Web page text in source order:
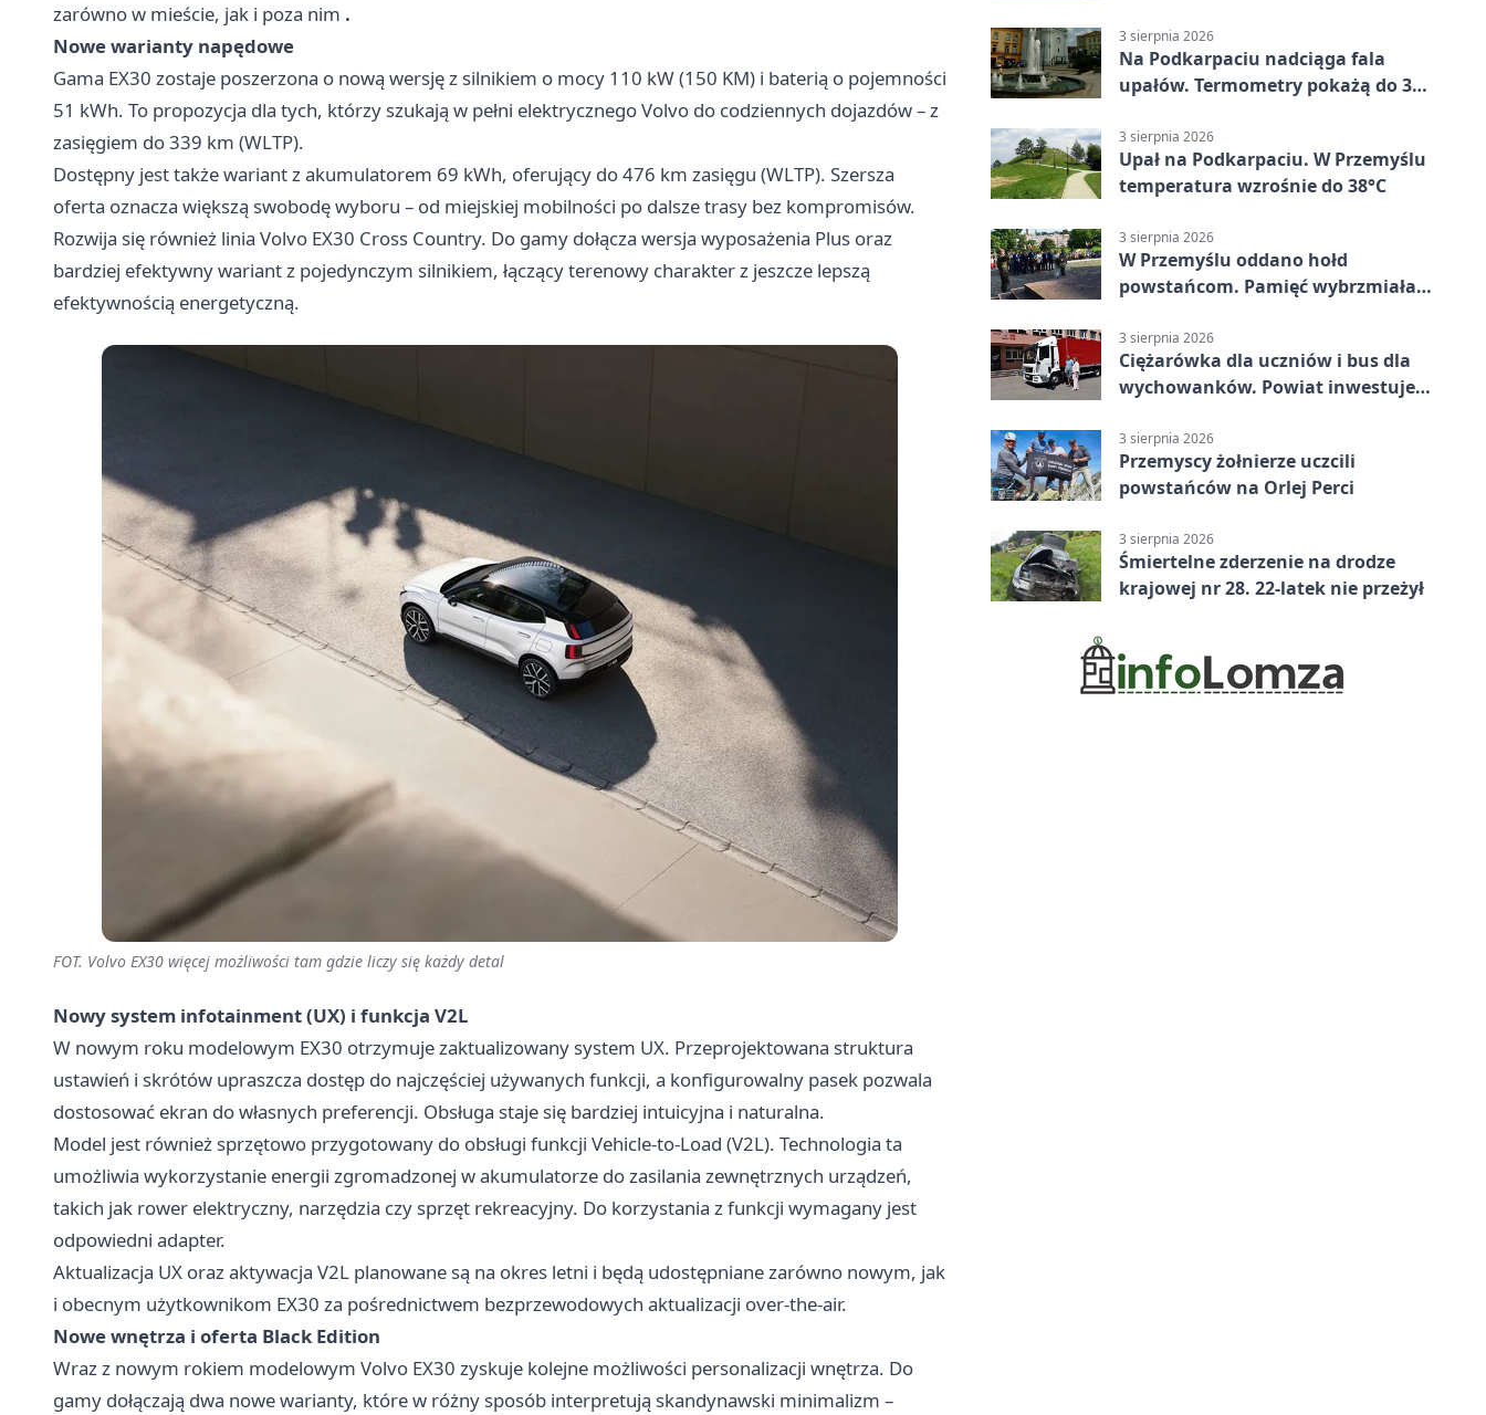
zarówno w mieście, jak i poza nim .
Nowe warianty napędowe
Gama EX30 zostaje poszerzona o nową wersję z silnikiem o mocy 110 kW (150 KM) i baterią o pojemności
51 kWh. To propozycja dla tych, którzy szukają w pełni elektrycznego Volvo do codziennych dojazdów – z
zasięgiem do 339 km (WLTP).
Dostępny jest także wariant z akumulatorem 69 kWh, oferujący do 476 km zasięgu (WLTP). Szersza
oferta oznacza większą swobodę wyboru – od miejskiej mobilności po dalsze trasy bez kompromisów.
Rozwija się również linia Volvo EX30 Cross Country. Do gamy dołącza wersja wyposażenia Plus oraz
bardziej efektywny wariant z pojedynczym silnikiem, łączący terenowy charakter z jeszcze lepszą
efektywnością energetyczną.
FOT. Volvo EX30 więcej możliwości tam gdzie liczy się każdy detal
Nowy system infotainment (UX) i funkcja V2L
W nowym roku modelowym EX30 otrzymuje zaktualizowany system UX. Przeprojektowana struktura
ustawień i skrótów upraszcza dostęp do najczęściej używanych funkcji, a konfigurowalny pasek pozwala
dostosować ekran do własnych preferencji. Obsługa staje się bardziej intuicyjna i naturalna.
Model jest również sprzętowo przygotowany do obsługi funkcji Vehicle-to-Load (V2L). Technologia ta
umożliwia wykorzystanie energii zgromadzonej w akumulatorze do zasilania zewnętrznych urządzeń,
takich jak rower elektryczny, narzędzia czy sprzęt rekreacyjny. Do korzystania z funkcji wymagany jest
odpowiedni adapter.
Aktualizacja UX oraz aktywacja V2L planowane są na okres letni i będą udostępniane zarówno nowym, jak
i obecnym użytkownikom EX30 za pośrednictwem bezprzewodowych aktualizacji over-the-air.
Nowe wnętrza i oferta Black Edition
Wraz z nowym rokiem modelowym Volvo EX30 zyskuje kolejne możliwości personalizacji wnętrza. Do
gamy dołączają dwa nowe warianty, które w różny sposób interpretują skandynawski minimalizm –
3 sierpnia 2026
Na Podkarpaciu nadciąga fala
upałów. Termometry pokażą do 36
3 sierpnia 2026
Upał na Podkarpaciu. W Przemyślu
temperatura wzrośnie do 38°C
3 sierpnia 2026
W Przemyślu oddano hołd
powstańcom. Pamięć wybrzmiała
3 sierpnia 2026
Ciężarówka dla uczniów i bus dla
wychowanków. Powiat inwestuje
3 sierpnia 2026
Przemyscy żołnierze uczcili
powstańców na Orlej Perci
3 sierpnia 2026
Śmiertelne zderzenie na drodze
krajowej nr 28. 22-latek nie przeżył